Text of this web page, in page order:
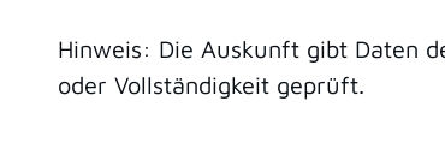
Hinweis: Die Auskunft gibt Daten
oder Vollständigkeit geprüft.